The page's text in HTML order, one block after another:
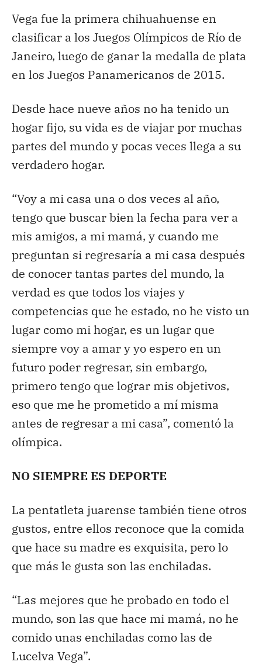
Vega fue la primera chihuahuense en
clasificar a los Juegos Olímpicos de Río de
Janeiro, luego de ganar la medalla de plata
en los Juegos Panamericanos de 2015.
Desde hace nueve años no ha tenido un
hogar fijo, su vida es de viajar por muchas
partes del mundo y pocas veces llega a su
verdadero hogar.
“Voy a mi casa una o dos veces al año,
tengo que buscar bien la fecha para ver a
mis amigos, a mi mamá, y cuando me
preguntan si regresaría a mi casa después
de conocer tantas partes del mundo, la
verdad es que todos los viajes y
competencias que he estado, no he visto un
lugar como mi hogar, es un lugar que
siempre voy a amar y yo espero en un
futuro poder regresar, sin embargo,
primero tengo que lograr mis objetivos,
eso que me he prometido a mí misma
antes de regresar a mi casa”, comentó la
olímpica.
NO SIEMPRE ES DEPORTE
La pentatleta juarense también tiene otros
gustos, entre ellos reconoce que la comida
que hace su madre es exquisita, pero lo
que más le gusta son las enchiladas.
“Las mejores que he probado en todo el
mundo, son las que hace mi mamá, no he
comido unas enchiladas como las de
Lucelva Vega”.